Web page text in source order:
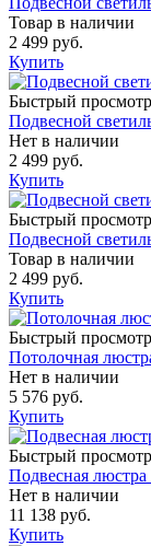
Товар в наличии
2 499 руб.
Купить
Быстрый просмотр
Подвесной
Нет в наличии
2 499 руб.
Купить
Быстрый просмотр
Подвесной
Товар в наличии
2 499 руб.
Купить
Быстрый просмотр
Потолочная
Нет в наличии
5 576 руб.
Купить
Быстрый просмотр
Подвесная
Нет в наличии
11 138 руб.
Купить